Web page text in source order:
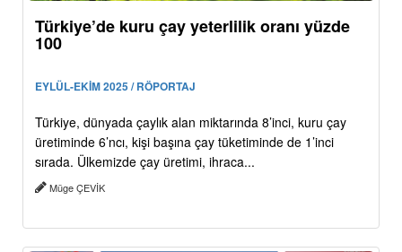
Türkiye’de kuru çay yeterlilik oranı yüzde
100
EYLÜL-EKİM 2025 / RÖPORTAJ
Türkiye, dünyada çaylık alan miktarında 8’inci, kuru çay
üretiminde 6’ncı, kişi başına çay tüketiminde de 1’inci
sırada. Ülkemizde çay üretimi, ihraca...
Müge ÇEVİK